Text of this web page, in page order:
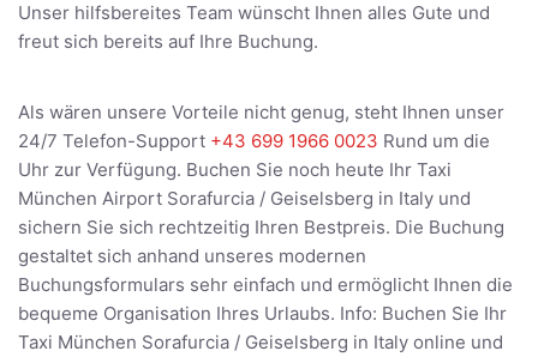
Unser hilfsbereites Team wünscht Ihnen alles Gute und
freut sich bereits auf Ihre Buchung.
Als wären unsere Vorteile nicht genug, steht Ihnen unser
24/7 Telefon-Support +43 699 1966 0023 Rund um die
Uhr zur Verfügung. Buchen Sie noch heute Ihr Taxi
München Airport Sorafurcia / Geiselsberg in Italy und
sichern Sie sich rechtzeitig Ihren Bestpreis. Die Buchung
gestaltet sich anhand unseres modernen
Buchungsformulars sehr einfach und ermöglicht Ihnen die
bequeme Organisation Ihres Urlaubs. Info: Buchen Sie Ihr
Taxi München Sorafurcia / Geiselsberg in Italy online und